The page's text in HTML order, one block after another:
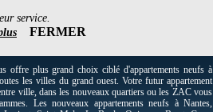
service.
FERMER
plus grand choix ciblé d'appartements neufs à
les villes du grand ouest. Votre futur appartement
ville, dans les nouveaux quartiers ou les ZAC vous
Les nouveaux appartements neufs à Nantes,